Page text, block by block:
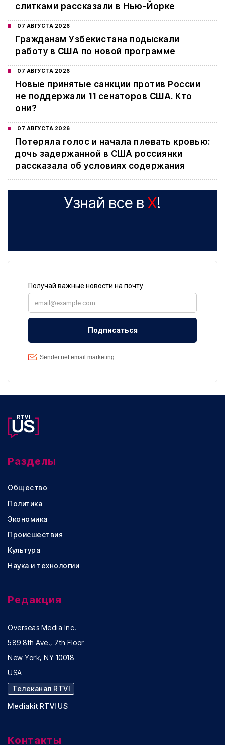
слитками рассказали в Нью-Йорке
07 АВГУСТА 2026
Гражданам Узбекистана подыскали
работу в США по новой программе
07 АВГУСТА 2026
Новые принятые санкции против России
не поддержали 11 сенаторов США. Кто
они?
07 АВГУСТА 2026
Потеряла голос и начала плевать кровью:
дочь задержанной в США россиянки
рассказала об условиях содержания
Узнай все в X!
Разделы
Общество
Политика
Экономика
Происшествия
Культура
Наука и технологии
Редакция
Overseas Media Inc.
589 8th Ave., 7th Floor
New York, NY 10018
USA
Телеканал RTVI
Mediakit RTVI US
Контакты